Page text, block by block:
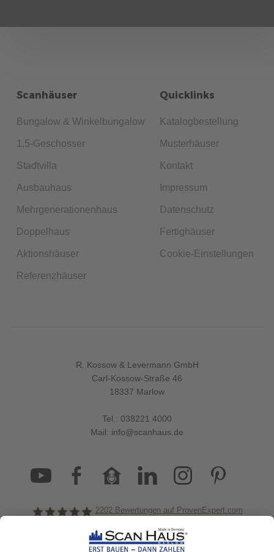
Scanhäuser
Bungalow & Winkelbungalow
1,5-Geschosser
Stadtvilla
Ausbauhaus
Mehrgenerationenhaus
Doppelhaus
Aktionshäuser
Referenzhäuser
Quicklinks
Katalogbestellung
Musterhäuser
Kontakt
Impressum
Datenschutz
Fertighäuser
Cookie-Einstellungen
R. Kossow & Levermann GmbH
Carl-Kossow-Straße 46
18337 Marlow
Tel.: 038221 4000
Mail: info@scanhaus.de
ScanHaus Marlow
2202 Bewertungen auf ProvenExpert.com